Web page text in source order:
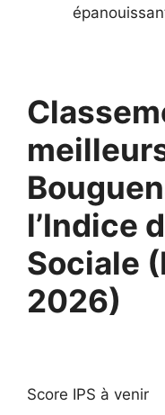
l’Indice
Sociale
2026)
Score IPS à venir